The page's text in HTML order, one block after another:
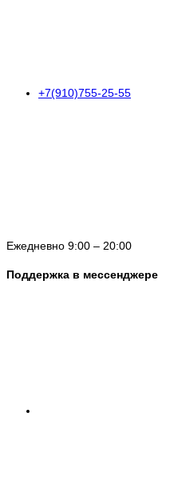
+7(910)755-25-55
Ежедневно 9:00 – 20:00
Поддержка в мессенджере